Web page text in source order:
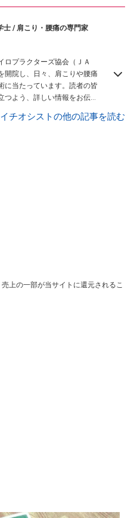
士 / 肩こり・腰痛の専門家
ロプラクターズ協会（ＪＡ
開院し、日々、肩こりや腰痛
に当たっています。読者の皆
つよう、詳しい情報をお伝え
チオシストの他の記事を読む
上の一部が当サイトに還元されるこ